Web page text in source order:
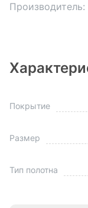
Производитель:
Покрытие
Размер
Тип полотна